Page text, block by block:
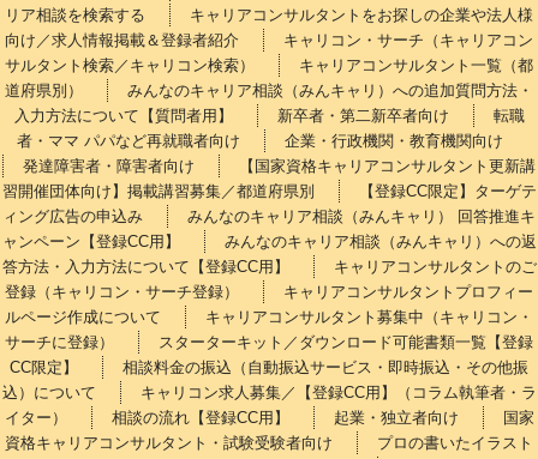
リア相談を検索する
キャリアコンサルタントをお探しの企業や法人様
向け／求人情報掲載＆登録者紹介
キャリコン・サーチ（キャリアコン
サルタント検索／キャリコン検索）
キャリアコンサルタント一覧（都
道府県別）
みんなのキャリア相談（みんキャリ）への追加質問方法・
入力方法について【質問者用】
新卒者・第二新卒者向け
転職
者・ママ パパなど再就職者向け
企業・行政機関・教育機関向け
発達障害者・障害者向け
【国家資格キャリアコンサルタント更新講
習開催団体向け】掲載講習募集／都道府県別
【登録CC限定】ターゲテ
ィング広告の申込み
みんなのキャリア相談（みんキャリ） 回答推進キ
ャンペーン【登録CC用】
みんなのキャリア相談（みんキャリ）への返
答方法・入力方法について【登録CC用】
キャリアコンサルタントのご
登録（キャリコン・サーチ登録）
キャリアコンサルタントプロフィー
ルページ作成について
キャリアコンサルタント募集中（キャリコン・
サーチに登録）
スターターキット／ダウンロード可能書類一覧【登録
CC限定】
相談料金の振込（自動振込サービス・即時振込・その他振
込）について
キャリコン求人募集／【登録CC用】（コラム執筆者・ラ
イター）
相談の流れ【登録CC用】 起業・独立者向け
国家
資格キャリアコンサルタント・試験受験者向け
プロの書いたイラスト